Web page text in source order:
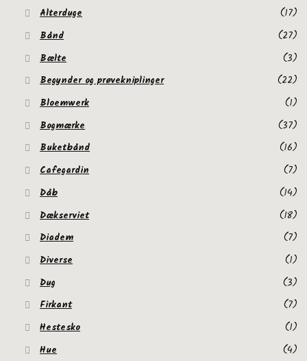
Alterduge
(17)
Bånd
(27)
Bælte
(3)
Begynder og prøvekniplinger
(22)
Bloemwerk
(1)
Bogmærke
(37)
Buketbånd
(16)
Cafegardin
(7)
Dåb
(14)
Dækserviet
(18)
Diadem
(7)
Diverse
(1)
Dug
(3)
Firkant
(7)
Hestesko
(1)
Hue
(4)